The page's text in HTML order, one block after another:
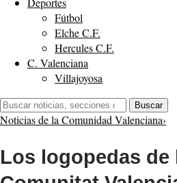
Fútbol
Elche C.F.
Hercules C.F.
C. Valenciana
Villajoyosa
Buscar:
Buscar
Noticias de la Comunidad Valenciana›
Los logopedas de